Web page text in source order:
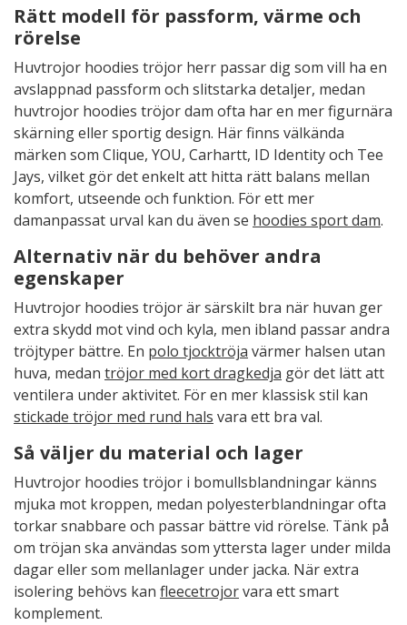
Rätt modell för passform, värme och
rörelse
Huvtrojor hoodies tröjor herr passar dig som vill ha en
avslappnad passform och slitstarka detaljer, medan
huvtrojor hoodies tröjor dam ofta har en mer figurnära
skärning eller sportig design. Här finns välkända
märken som Clique, YOU, Carhartt, ID Identity och Tee
Jays, vilket gör det enkelt att hitta rätt balans mellan
komfort, utseende och funktion. För ett mer
damanpassat urval kan du även se hoodies sport dam.
Alternativ när du behöver andra
egenskaper
Huvtrojor hoodies tröjor är särskilt bra när huvan ger
extra skydd mot vind och kyla, men ibland passar andra
tröjtyper bättre. En polo tjocktröja värmer halsen utan
huva, medan tröjor med kort dragkedja gör det lätt att
ventilera under aktivitet. För en mer klassisk stil kan
stickade tröjor med rund hals vara ett bra val.
Så väljer du material och lager
Huvtrojor hoodies tröjor i bomullsblandningar känns
mjuka mot kroppen, medan polyesterblandningar ofta
torkar snabbare och passar bättre vid rörelse. Tänk på
om tröjan ska användas som yttersta lager under milda
dagar eller som mellanlager under jacka. När extra
isolering behövs kan fleecetrojorvara ett smart
komplement.